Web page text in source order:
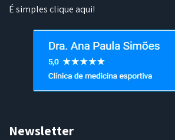
É simplesclique aqui!
Newsletter